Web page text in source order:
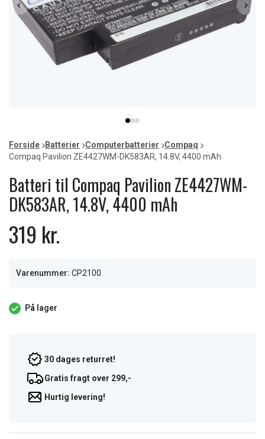
item
0
item
1
item
2
of
3
Forside Batterier Computerbatterier
Compaq
Compaq Pavilion ZE4427WM-DK583AR, 14.8V, 4400 mAh
Batteri til Compaq Pavilion ZE4427WM-
DK583AR, 14.8V, 4400 mAh
319 kr.
Varenummer: CP2100
På lager
30 dages returret!
Gratis fragt over 299,-
Hurtig levering!